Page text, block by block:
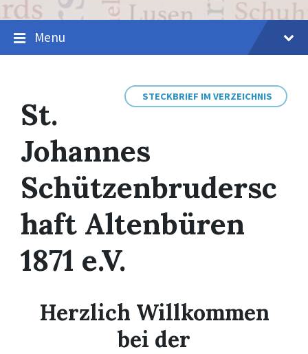
Menu
STECKBRIEF IM VERZEICHNIS
St.
Johannes
Schützenbrudersc
haft Altenbüren
1871 e.V.
Herzlich Willkommen
bei der